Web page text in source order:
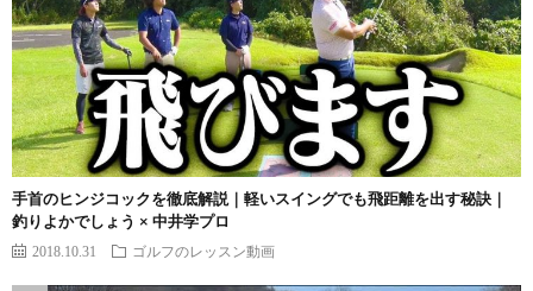
手首のヒンジコックを徹底解説｜軽いスイングでも飛距離を出す秘訣｜
釣りよかでしょう × 中井学プロ
2018.10.31 ゴルフのレッスン動画